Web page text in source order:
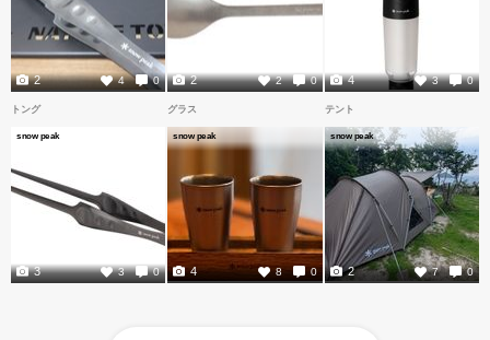
4 0
2 2 0
2 3 0
4
トング
snow peak
3 0
3
グラス
snow peak
8 0
4
テント
snow peak
7 0
2